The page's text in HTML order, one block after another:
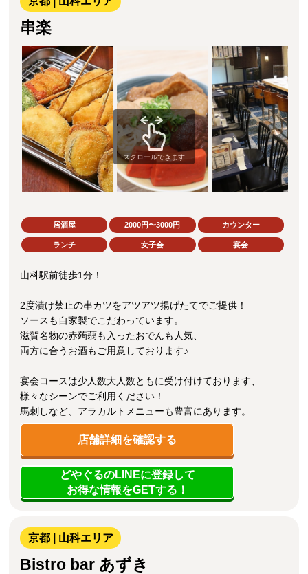
串楽
スクロールできます
居酒屋 2000円〜3000円 カウンター
ランチ 女子会 宴会
山科駅前徒歩1分！
2度漬け禁止の串カツをアツアツ揚げたてでご提供！
ソースも自家製でこだわっています。
滋賀名物の赤蒟蒻も入ったおでんも人気、
両方に合うお酒もご用意しております♪
宴会コースは少人数大人数ともに受け付けております、
様々なシーンでご利用ください！
馬刺しなど、アラカルトメニューも豊富にあります。
店舗詳細を確認する
どやぐるのLINEに登録して
お得な情報をGETする！
京都 | 山科エリア
Bistro bar あずき